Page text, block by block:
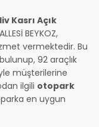
Kasrı Açık
BEYKOZ,
vermektedir. Bu
92 araçlık
müşterilerine
ilgili otopark
en uygun